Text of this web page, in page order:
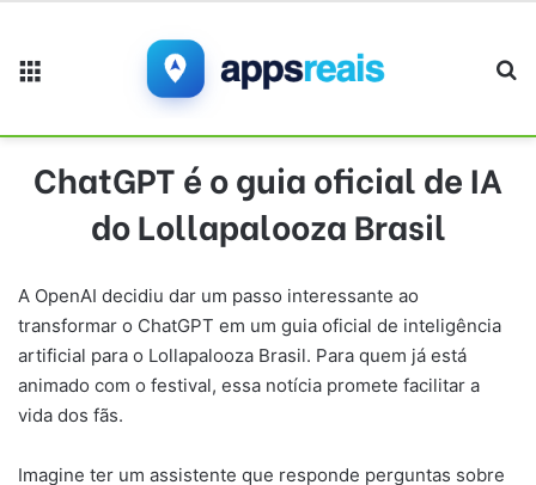
ChatGPT é o guia oficial de IA
do Lollapalooza Brasil
A OpenAI decidiu dar um passo interessante ao
transformar o ChatGPT em um guia oficial de inteligência
artificial para o Lollapalooza Brasil. Para quem já está
animado com o festival, essa notícia promete facilitar a
vida dos fãs.
Imagine ter um assistente que responde perguntas sobre